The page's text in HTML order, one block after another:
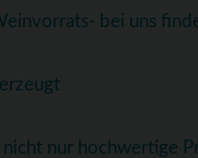
bei uns
nur hochwertige